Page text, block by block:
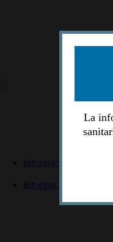
Información lectores
Información autores
La